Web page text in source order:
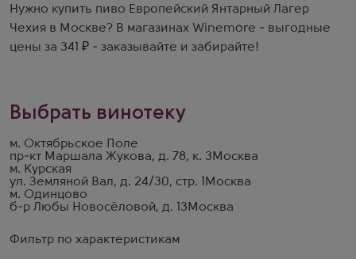
Фильтр по характеристикам
Нужно купить пиво Европейский Янтарный Лагер
Чехия в Москве? В магазинах Winemore - выгодные
цены за 341 ₽ - заказывайте и забирайте!
Выбрать винотеку
м. Октябрьское Поле
пр-кт Маршала Жукова, д. 78, к. 3 Москва
м. Курская
ул. Земляной Вал, д. 24/30, стр. 1
Москва
м. Одинцово
б-р Любы Новосёловой, д. 13 Москва